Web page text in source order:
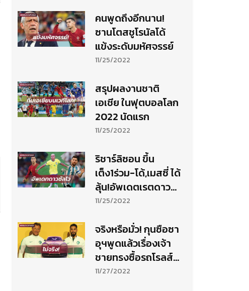
คนพูดถึงอีกนาน!
ซานโตสชูโรนัลโด้
แข้งระดับมหัศจรรย์
11/25/2022
สรุปผลงานชาติ
เอเชีย ในฟุตบอลโลก
2022 นัดแรก
11/25/2022
ริชาร์ลิซอน ขึ้น
เต็ง1ร่วม-โด้,เมสซี่ ได้
ลุ้น!อัพเดตเรตดาว
ซัลโวบอลโลก
11/25/2022
จริงหรือมั่ว! กุนซือซา
อุฯพูดแล้วเรื่องเจ้า
ชายทรงซื้อรถโรลส์-
รอยซ์แจก
11/27/2022